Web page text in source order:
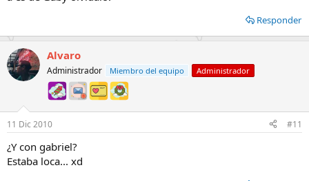
Responder
Alvaro
Administrador Miembro del equipo Administrador
11 Dic 2010 #11
¿Y con gabriel?
Estaba loca... xd